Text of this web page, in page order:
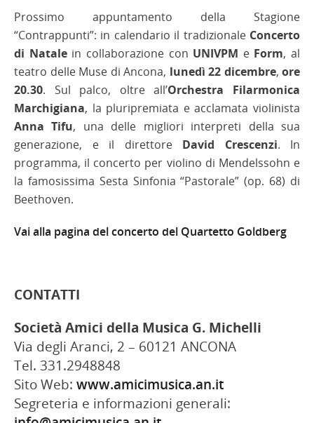
Prossimo appuntamento della Stagione
“Contrappunti”: in calendario il tradizionale Concerto
di Natalein collaborazione con UNIVPM e Form, al
teatro delle Muse di Ancona, lunedì 22 dicembre, ore
20.30. Sul palco, oltre all’Orchestra Filarmonica
Marchigiana, la pluripremiata e acclamata violinista
Anna Tifu, una delle migliori interpreti della sua
generazione, e il direttore David Crescenzi. In
programma, il concerto per violino di Mendelssohn e
la famosissima Sesta Sinfonia “Pastorale” (op. 68) di
Beethoven.
Vai alla pagina del concerto del Quartetto Goldberg
CONTATTI
Società Amici della Musica G. Michelli
Via degli Aranci, 2 – 60121 ANCONA
Tel. 331.2948848
Sito Web: www.amicimusica.an.it
Segreteria e informazioni generali: